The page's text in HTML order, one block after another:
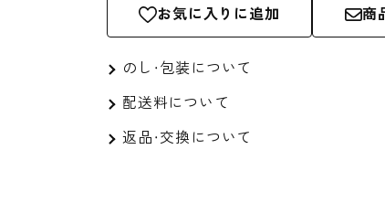
お気に入りに追加 商
のし・包装について
配送料について
返品・交換について